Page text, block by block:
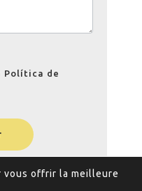
Política de
vous offrir la meilleure